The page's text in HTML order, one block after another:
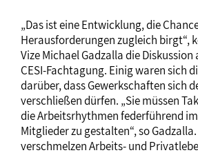
„Das ist eine Entwicklung, die
Herausforderungen zugleich birgt“,
Vize Michael Gadzalla die Diskussion
CESI-Fachtagung. Einig waren sich
darüber, dass Gewerkschaften sich
verschließen dürfen. „Sie müssen
die Arbeitsrhythmen federführend
Mitglieder zu gestalten“, so
verschmelzen Arbeits- und